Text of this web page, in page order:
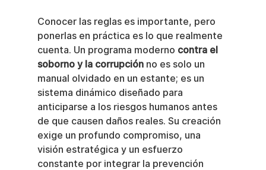
Conocer las reglas es importante, pero
ponerlas en práctica es lo que realmente
cuenta. Un programa moderno contra el
soborno y la corrupción no es solo un
manual olvidado en un estante; es un
sistema dinámico diseñado para
anticiparse a los riesgos humanos antes
de que causen daños reales. Su creación
exige un profundo compromiso, una
visión estratégica y un esfuerzo
constante por integrar la prevención